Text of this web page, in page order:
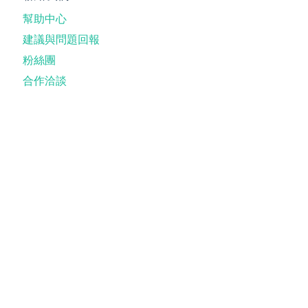
幫助中心
建議與問題回報
粉絲團
合作洽談